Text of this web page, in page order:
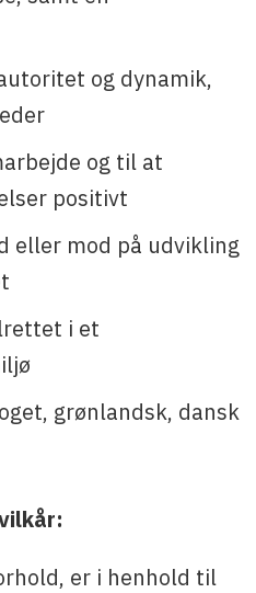
og dynamik,
og til at
positivt
eller mod på udvikling
i et
grønlandsk, dansk
er i henhold til